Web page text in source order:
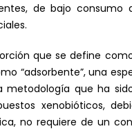
de bajo
que se define
“adsorbente”, una
metodología que ha
xenobióticos,
no requiere de un